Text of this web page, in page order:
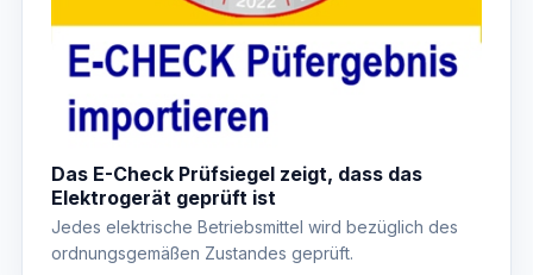
Das E-Check Prüfsiegel zeigt, dass das
Elektrogerät geprüft ist
Jedes elektrische Betriebsmittel wird bezüglich des
ordnungsgemäßen Zustandes geprüft.